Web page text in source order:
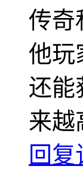
传奇
他玩
还能
来越
回复